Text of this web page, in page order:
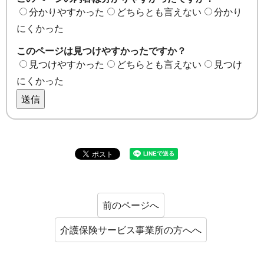
分かりやすかった
どちらとも言えない
分かり
にくかった
このページは見つけやすかったですか？
見つけやすかった
どちらとも言えない
見つけ
にくかった
送信
前のページへ
介護保険サービス事業所の方へへ